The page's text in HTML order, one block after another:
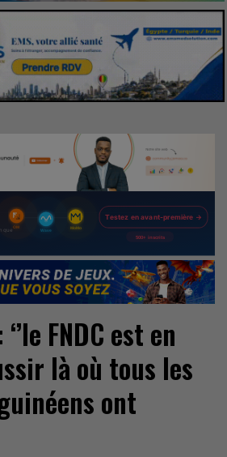
FNDC est en
là où tous les
ont